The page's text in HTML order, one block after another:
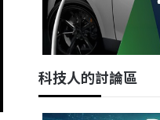
科技人的討論區